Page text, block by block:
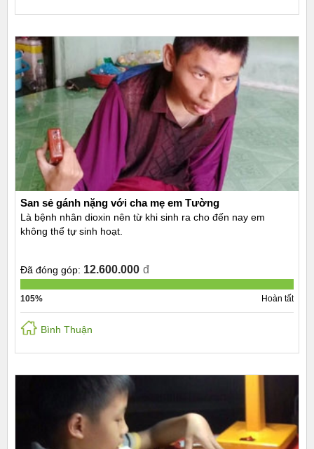
San sẻ gánh nặng với cha mẹ em Tường
Là bệnh nhân dioxin nên từ khi sinh ra cho đến nay em
không thể tự sinh hoạt.
Đã đóng góp: 12.600.000 đ
105% Hoàn tất
Bình Thuận